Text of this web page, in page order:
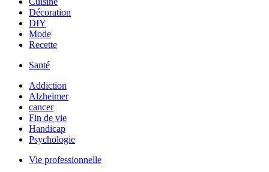
Décoration
DIY
Mode
Recette
Santé
Addiction
Alzheimer
cancer
Fin de vie
Handicap
Psychologie
Vie professionnelle